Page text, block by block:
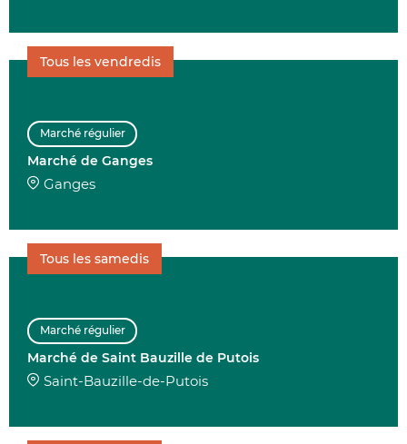
Marché régulier
Marché de Ganges
Ganges
Tous les vendredis
Marché régulier
Marché de Saint Bauzille de Putois
Saint-Bauzille-de-Putois
Tous les samedis